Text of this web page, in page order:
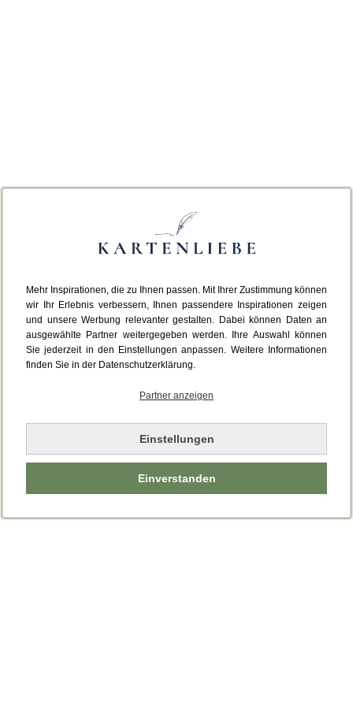
Mehr Inspirationen, die zu Ihnen passen. Mit Ihrer Zustimmung können
wir Ihr Erlebnis verbessern, Ihnen passendere Inspirationen zeigen
und unsere Werbung relevanter gestalten. Dabei können Daten an
ausgewählte Partner weitergegeben werden. Ihre Auswahl können
Sie jederzeit in den Einstellungen anpassen. Weitere Informationen
finden Sie in der Datenschutzerklärung.
Partner anzeigen
Einstellungen
Einverstanden